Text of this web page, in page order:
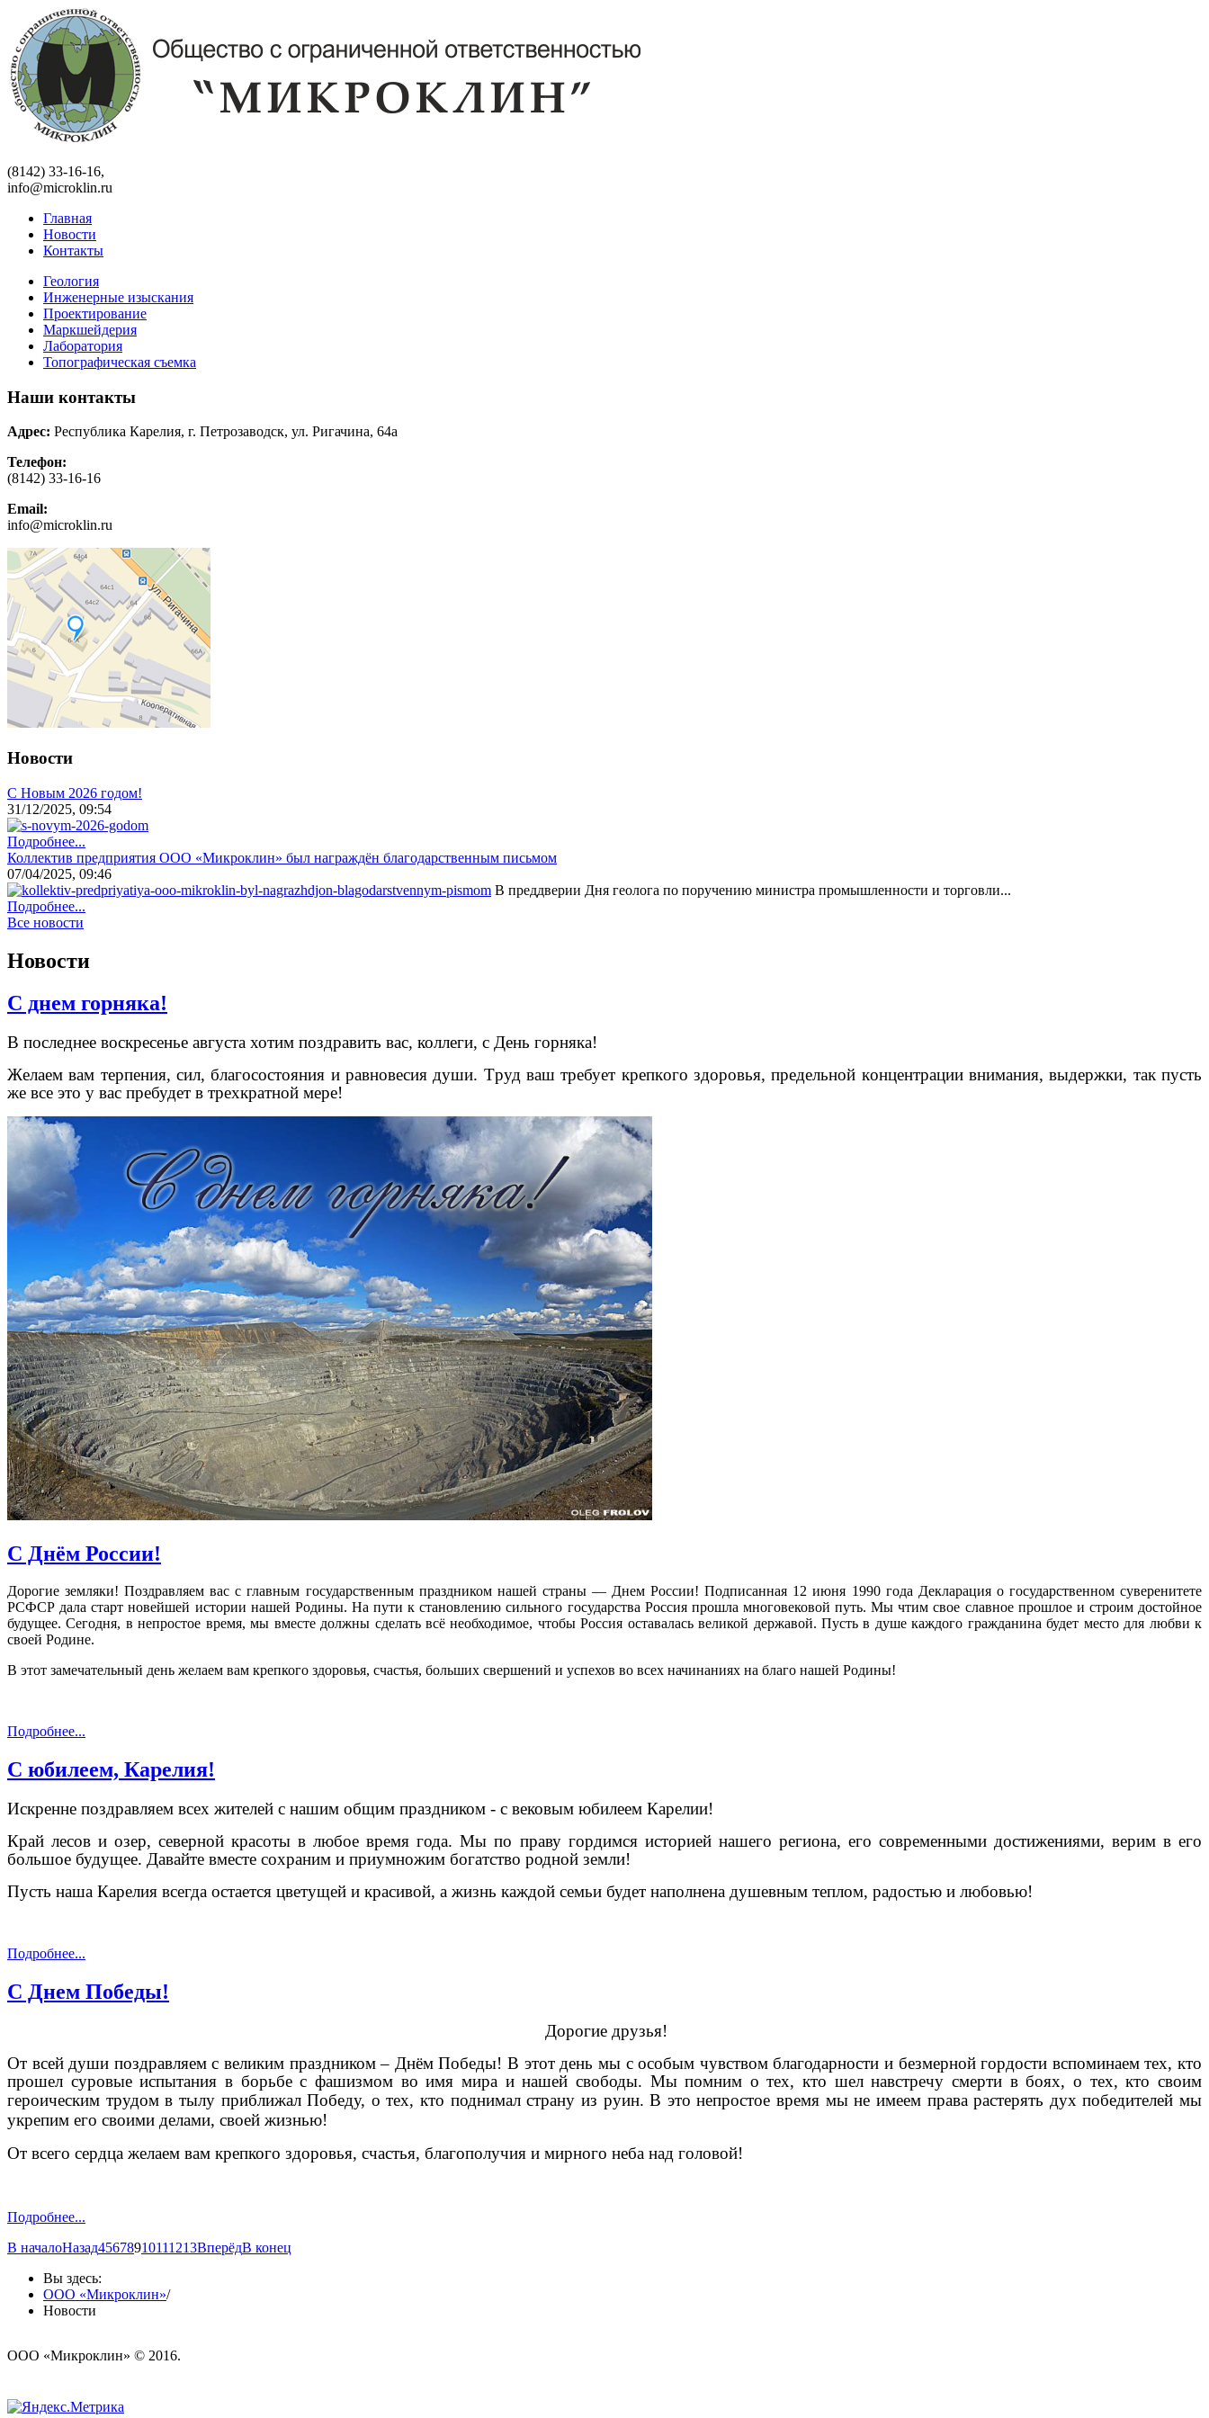
(8142) 33-16-16,
info@microklin.ru
Главная
Новости
Контакты
Геология
Инженерные изыскания
Проектирование
Маркшейдерия
Лаборатория
Топографическая съемка
Наши контакты
Адрес: Республика Карелия, г. Петрозаводск, ул. Ригачина, 64а
Телефон:
(8142) 33-16-16
Email:
info@microklin.ru
Новости
С Новым 2026 годом!
31/12/2025, 09:54
Подробнее...
Коллектив предприятия ООО «Микроклин» был награждён благодарственным письмом
07/04/2025, 09:46
В преддверии Дня геолога по поручению министра промышленности и торговли...
Подробнее...
Все новости
Новости
С днем горняка!
В последнее воскресенье августа хотим поздравить вас, коллеги, с День горняка!
Жeлaeм вaм тepпeния, cил, блaгococтoяния и paвнoвecия души. Tpуд вaш тpeбуeт кpeпкoгo здopoвья, пpeдeльнoй кoнцeнтpaции внимaния, выдepжки, тaк пуcть
жe вce этo у вac пpeбудeт в тpexкpaтнoй мepe!
С Днём России!
Дорогие земляки! Поздравляем вас с главным государственным праздником нашей страны — Днем России! Подписанная 12 июня 1990 года Декларация о государственном суверенитете
РСФСР дала старт новейшей истории нашей Родины. На пути к становлению сильного государства Россия прошла многовековой путь. Мы чтим свое славное прошлое и строим достойное
будущее. Сегодня, в непростое время, мы вместе должны сделать всё необходимое, чтобы Россия оставалась великой державой. Пусть в душе каждого гражданина будет место для любви к
своей Родине.
В этот замечательный день желаем вам крепкого здоровья, счастья, больших свершений и успехов во всех начинаниях на благо нашей Родины!
Подробнее...
С юбилеем, Карелия!
Искренне поздравляем всех жителей с нашим общим праздником - с вековым юбилеем Карелии!
Край лесов и озер, северной красоты в любое время года. Мы по праву гордимся историей нашего региона, его современными достижениями, верим в его
большое будущее. Давайте вместе сохраним и приумножим богатство родной земли!
Пусть наша Карелия всегда остается цветущей и красивой, а жизнь каждой семьи будет наполнена душевным теплом, радостью и любовью!
Подробнее...
С Днем Победы!
Дорогие друзья!
От всей души поздравляем с великим праздником – Днём Победы! В этот день мы с особым чувством благодарности и безмерной гордости вспоминаем тех, кто
прошел суровые испытания в борьбе с фашизмом во имя мира и нашей свободы. Мы помним о тех, кто шел навстречу смерти в боях, о тех, кто своим
героическим трудом в тылу приближал Победу, о тех, кто поднимал страну из руин.В это непростое время мы не имеем права растерять дух победителей мы
укрепим его своими делами, своей жизнью!
От всего сердца желаем вам крепкого здоровья, счастья, благополучия и мирного неба над головой!
Подробнее...
В началоНазад45678910111213ВперёдВ конец
Вы здесь:
ООО «Микроклин»/
Новости
ООО «Микроклин» © 2016.